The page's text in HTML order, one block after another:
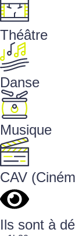
Théâtre
Danse
Musique
CAV
Ils sont à